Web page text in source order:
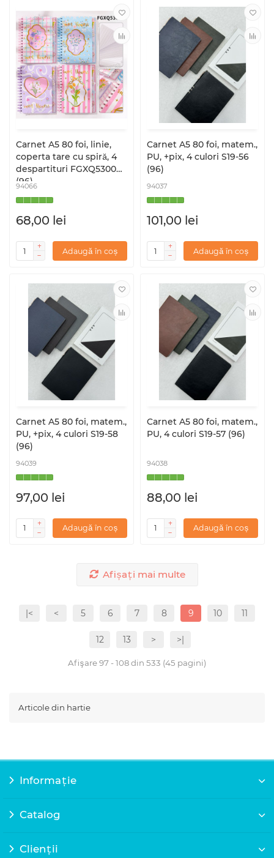
Carnet A5 80 foi, linie,
coperta tare cu spiră, 4
despartituri FGXQ53008
(96)
94066
68,00 lei
Adaugă în coș
Carnet A5 80 foi, matem.,
PU, +pix, 4 culori S19-56
(96)
94037
101,00 lei
Adaugă în coș
Carnet A5 80 foi, matem.,
PU, +pix, 4 culori S19-58
(96)
94039
97,00 lei
Adaugă în coș
Carnet A5 80 foi, matem.,
PU, 4 culori S19-57 (96)
94038
88,00 lei
Adaugă în coș
Afișați mai multe
|< < 5 6 7 8 9 10 11
12 13 > >|
Afişare 97 - 108 din 533 (45 pagini)
Articole din hartie
Informație
Catalog
Clienții